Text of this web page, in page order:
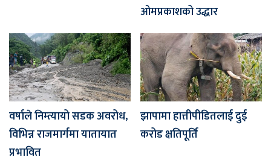
ओमप्रकाशको उद्धार
वर्षाले निम्त्यायो सडक अवरोध,
विभिन्न राजमार्गमा यातायात
प्रभावित
झापामा हात्तीपीडितलाई दुई
करोड क्षतिपूर्ति